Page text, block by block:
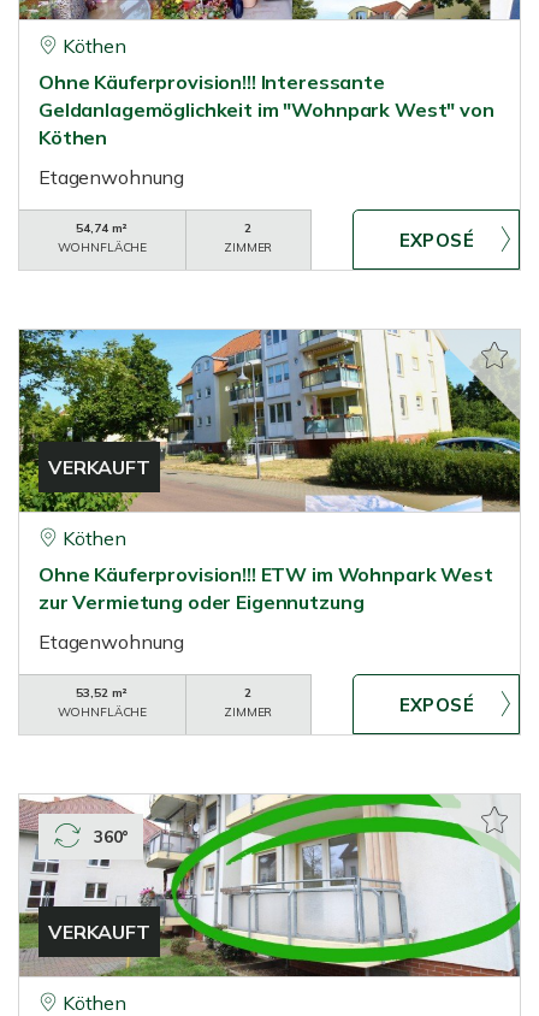
Köthen
Ohne Käuferprovision!!! Interessante
Geldanlagemöglichkeit im "Wohnpark West" von
Köthen
Etagenwohnung
54,74 m²
WOHNFLÄCHE
2
ZIMMER
VERKAUFT
Köthen
Ohne Käuferprovision!!! ETW im Wohnpark West
zur Vermietung oder Eigennutzung
Etagenwohnung
53,52 m²
WOHNFLÄCHE
2
ZIMMER
VERKAUFT
360°
Köthen